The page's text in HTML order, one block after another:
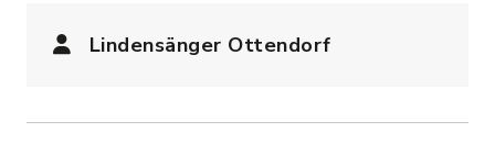
Lindensänger Ottendorf